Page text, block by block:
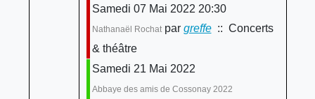
Samedi 07 Mai 2022 20:30
Nathanaël Rochatpar greffe:: Concerts
& théâtre
Samedi 21 Mai 2022
Abbaye des amis de Cossonay 2022